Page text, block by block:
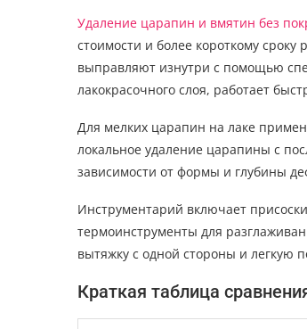
Удаление царапин и вмятин без
стоимости и более короткому
выправляют изнутри с помощью
лакокрасочного слоя, работает
Для мелких царапин на лаке
локальное удаление царапины с
зависимости от формы и глубины
Инструментарий включает
термоинструменты для
вытяжку с одной стороны и легкую
Краткая таблица